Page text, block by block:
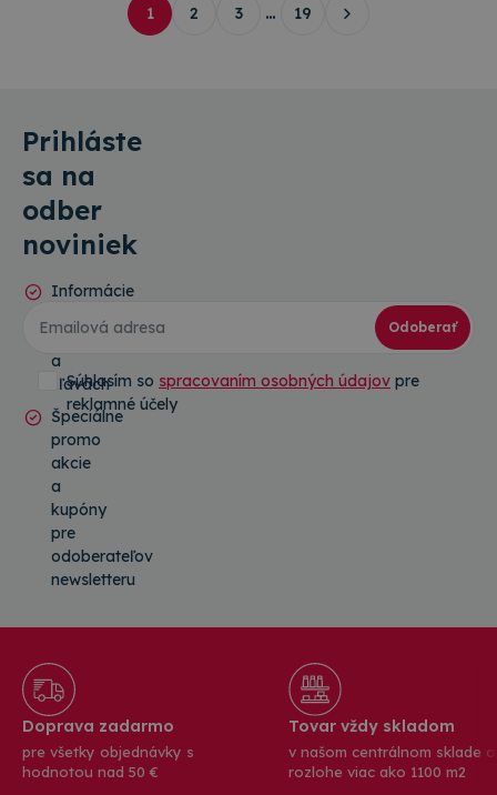
1 2 3 … 19
Prihláste
sa na
odber
noviniek
Informácie
novinkách
a
zľavách
Špeciálne
promo
akcie
a
kupóny
pre
odoberateľov
newsletteru
Odoberať
Súhlasím so spracovaním osobných údajov pre
reklamné účely
Doprava zadarmo
pre všetky objednávky s
hodnotou nad 50 €
Tovar vždy skladom
v našom centrálnom sklade o
rozlohe viac ako 1100 m2